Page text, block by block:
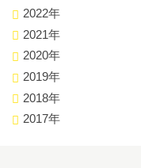
2022年
2021年
2020年
2019年
2018年
2017年